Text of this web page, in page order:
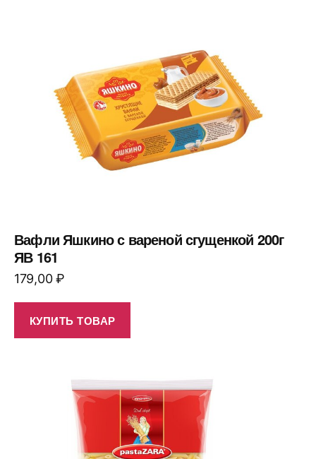
Вафли Яшкино с вареной сгущенкой 200г
ЯВ 161
179,00₽
КУПИТЬ ТОВАР